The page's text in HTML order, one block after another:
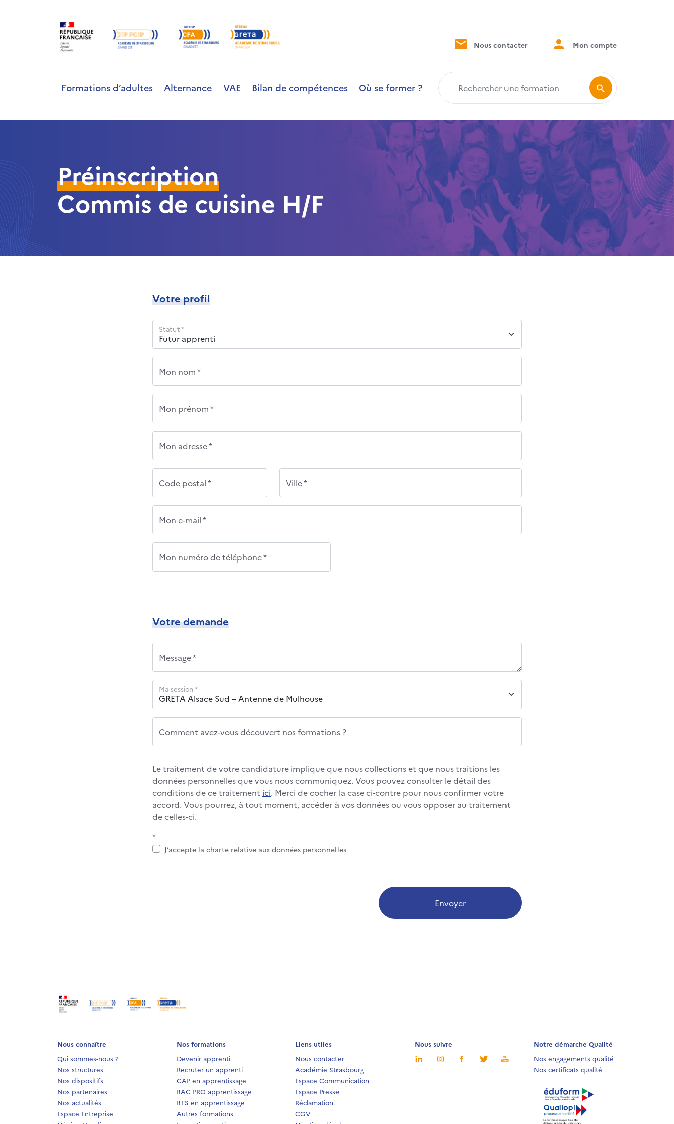
Nous contacter Mon compte
Formations d’adultes Alternance VAE Bilan de compétences Où se former ?
Préinscription
Commis de cuisine H/F
Votre profil
Statut *
Mon nom *
Mon prénom *
Mon adresse *
Code postal * Ville *
Mon e-mail *
Mon numéro de téléphone *
Votre demande
Message *
Ma session *
Comment avez-vous découvert nos formations ?
Le traitement de votre candidature implique que nous collections et que nous traitions les
données personnelles que vous nous communiquez. Vous pouvez consulter le détail des
conditions de ce traitement ici. Merci de cocher la case ci-contre pour nous confirmer votre
accord. Vous pourrez, à tout moment, accéder à vos données ou vous opposer au traitement
de celles-ci.
*
J’accepte la charte relative aux données personnelles
Envoyer
Nous connaître
Qui sommes-nous ?
Nos structures
Nos dispositifs
Nos partenaires
Nos actualités
Espace Entreprise
Nos formations
Devenir apprenti
Recruter un apprenti
CAP en apprentissage
BAC PRO apprentissage
BTS en apprentissage
Autres formations
Liens utiles
Nous contacter
Académie Strasbourg
Espace Communication
Espace Presse
Réclamation
CGV
Nous suivre
Notre démarche Qualité
Nos engagements qualité
Nos certificats qualité